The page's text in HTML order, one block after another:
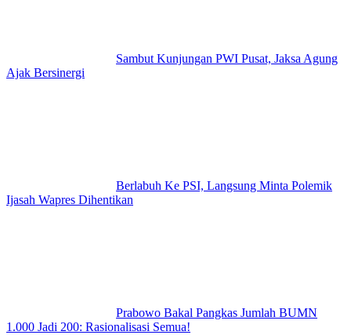
Sambut Kunjungan PWI Pusat, Jaksa Agung
Ajak Bersinergi
Berlabuh Ke PSI, Langsung Minta Polemik
Ijasah Wapres Dihentikan
Prabowo Bakal Pangkas Jumlah BUMN
1.000 Jadi 200: Rasionalisasi Semua!